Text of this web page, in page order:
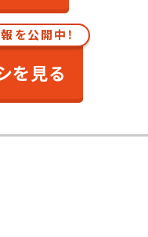
を公開中！
を見る